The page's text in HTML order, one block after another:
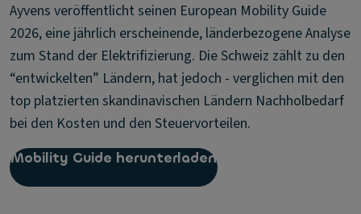
Ayvens veröffentlicht seinen European Mobility Guide
2026, eine jährlich erscheinende, länderbezogene Analyse
zum Stand der Elektrifizierung. Die Schweiz zählt zu den
“entwickelten” Ländern, hat jedoch - verglichen mit den
top platzierten skandinavischen Ländern Nachholbedarf
bei den Kosten und den Steuervorteilen.
Mobility Guide herunterladen